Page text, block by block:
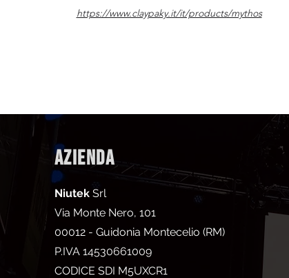
https://www.claypaky.it/it/products/mythos
AZIENDA
NiutekSrl
Via Monte Nero, 101
00012 - Guidonia Montecelio (RM)
P.IVA 14530661009
CODICE SDI M5UXCR1